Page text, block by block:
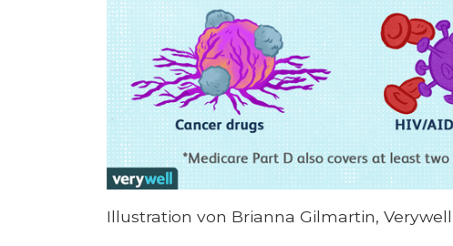
Illustration von Brianna Gilmartin, Verywell